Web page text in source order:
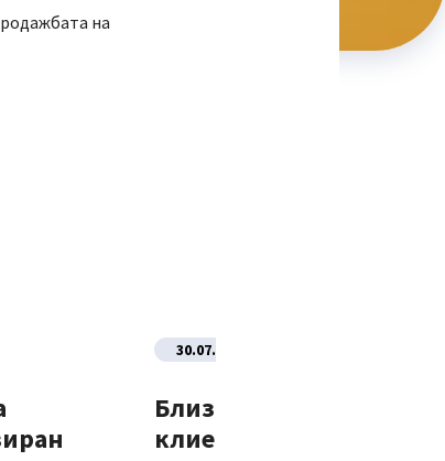
на
30.07.2026
Близо 70% от новите
клиенти на Банка ДСК